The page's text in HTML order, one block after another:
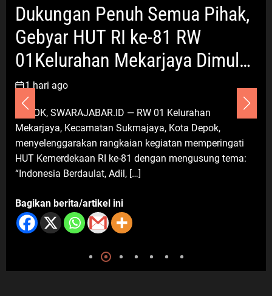
Kabupaten Bekasi
10 Agustus 2026
Umum
Dari Galuh Mas, PSI Karawang
Beras, Menguatkan Kebersamaan
10 Agustus 2026
Penuh Semua Pihak,
HUT RI ke-81 RW
Mekarjaya Dimulai
Sepakbola Usia SD
ago
SWARAJABAR.ID — RW 01 Kelurahan
Kecamatan Sukmajaya, Kota Depok,
rangkaian kegiatan memperingati
RI ke-81 dengan mengusung tema:
Berdaulat, Adil, […]
berita/artikel ini
The
1
Bogor
2026